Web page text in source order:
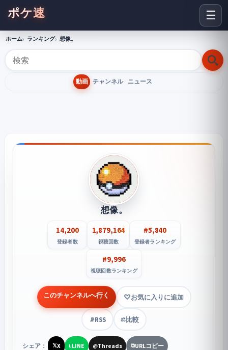
☰
ポケ速
ホーム ランキング 想像。
動画 チャンネル ニュース
想像。
14,200
登録者数
1,879,164
視聴回数
#5,840
登録者ランキング
#9,996
視聴回数ランキング
このチャンネルへ行く お気に入りに追加
📡RSS ⚖️比較
シェア： 𝕏X LLINE @Threads ⧉URLコピー